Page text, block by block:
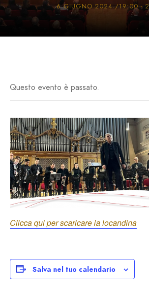
6 GIUGNO 2024 /19:00-
Questo evento è passato.
Clicca qui per scaricare la locandina
Salva nel tuo calendario